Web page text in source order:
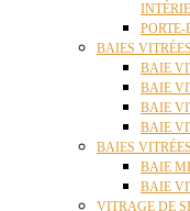
PORTE-
BAIES
BAIE
BAIE
BAIE
BAIE
BAIES
BAIE
BAIE
VITRAGE DE